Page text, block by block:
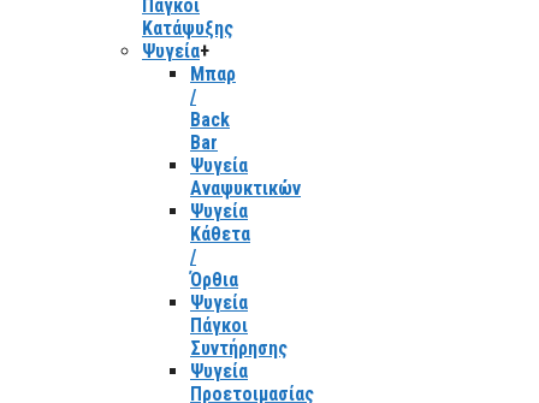
Πάγκοι
Κατάψυξης
Ψυγεία+
Μπαρ
/
Back
Bar
Ψυγεία
Αναψυκτικών
Ψυγεία
Κάθετα
/
Όρθια
Ψυγεία
Πάγκοι
Συντήρησης
Ψυγεία
Προετοιμασίας